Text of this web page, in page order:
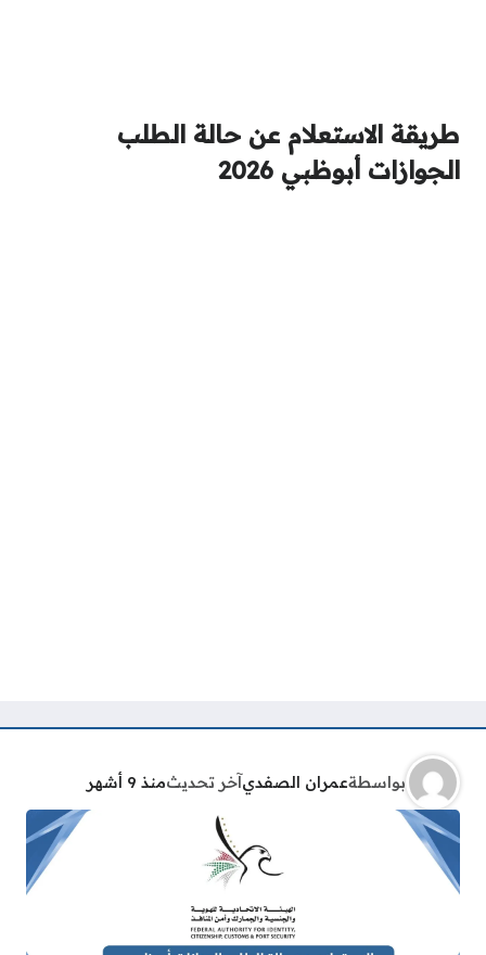
طريقة الاستعلام عن حالة الطلب
الجوازات أبوظبي 2026
بواسطةعمران الصفديآخر تحديثمنذ 9 أشهر